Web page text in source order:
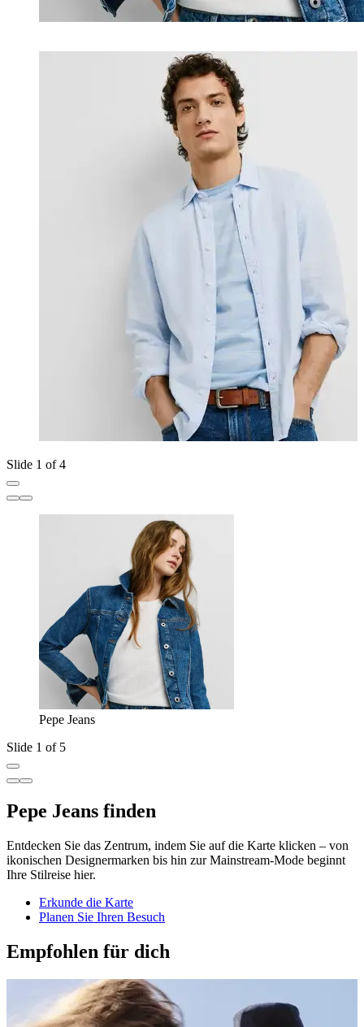
Slide 1 of 4
Pepe Jeans
Slide 1 of 5
Pepe Jeans finden
Entdecken Sie das Zentrum, indem Sie auf die Karte klicken – von
ikonischen Designermarken bis hin zur Mainstream-Mode beginnt
Ihre Stilreise hier.
Erkunde die Karte
Planen Sie Ihren Besuch
Empfohlen für dich